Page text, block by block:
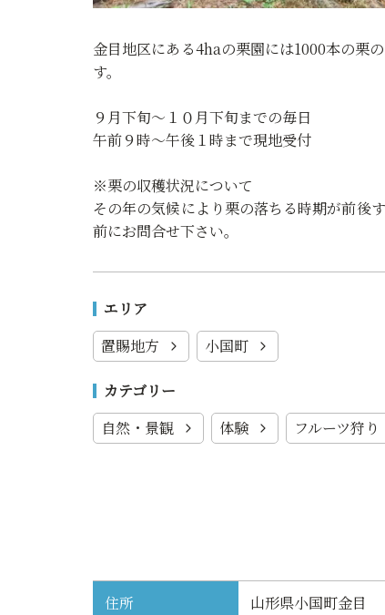
金目地区にある4haの栗園には1000本の栗
す。
９月下旬～１０月下旬までの毎日
午前９時～午後１時まで現地受付
※栗の収穫状況について
その年の気候により栗の落ちる時期が前後
前にお問合せ下さい。
エリア
置賜地方
小国町
カテゴリー
自然・景観
体験 フルーツ狩り
住所 山形県小国町金目